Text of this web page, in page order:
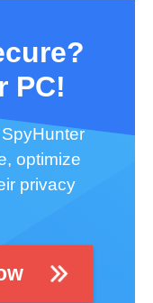
PC!
optimize
privacy